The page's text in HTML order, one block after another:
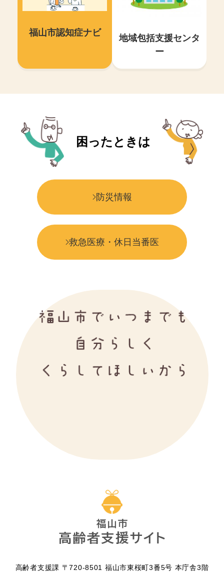
福山市認知症ナビ
地域包括支援センタ
ー
困ったときは
防災情報
救急医療・休日当番医
高齢者支援課 〒720-8501 福山市東桜町3番5号 本庁舎3階